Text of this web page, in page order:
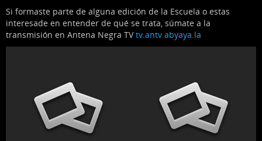
Si formaste parte de alguna edición de la Escuela o estas
interesade en entender de qué se trata, súmate a la
transmisión en Antena Negra TVtv.antv.abyaya.la